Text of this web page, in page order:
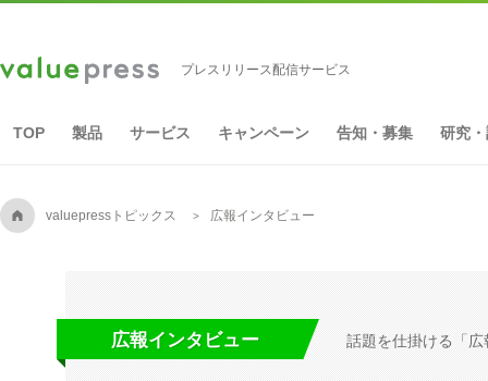
プレスリリース配信サービス
TOP 製品 サービス キャンペーン 告知・募集 研究
A valuepressトピックス 広報インタビュー
広報インタビュー 話題を仕掛ける「